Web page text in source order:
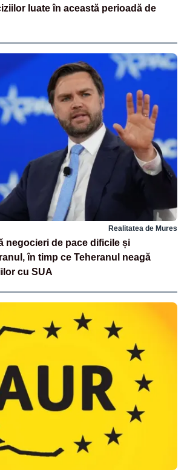
luate în această perioadă de
Realitatea de Mures
negocieri de pace dificile și
în timp ce Teheranul neagă
cu SUA